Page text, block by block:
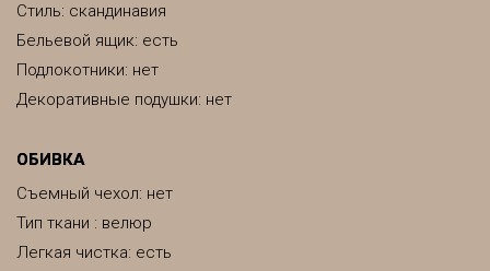
Стиль: скандинавия
Бельевой ящик: есть
Подлокотники: нет
Декоративные подушки: нет
ОБИВКА
Съемный чехол: нет
Тип ткани : велюр
Легкая чистка: есть